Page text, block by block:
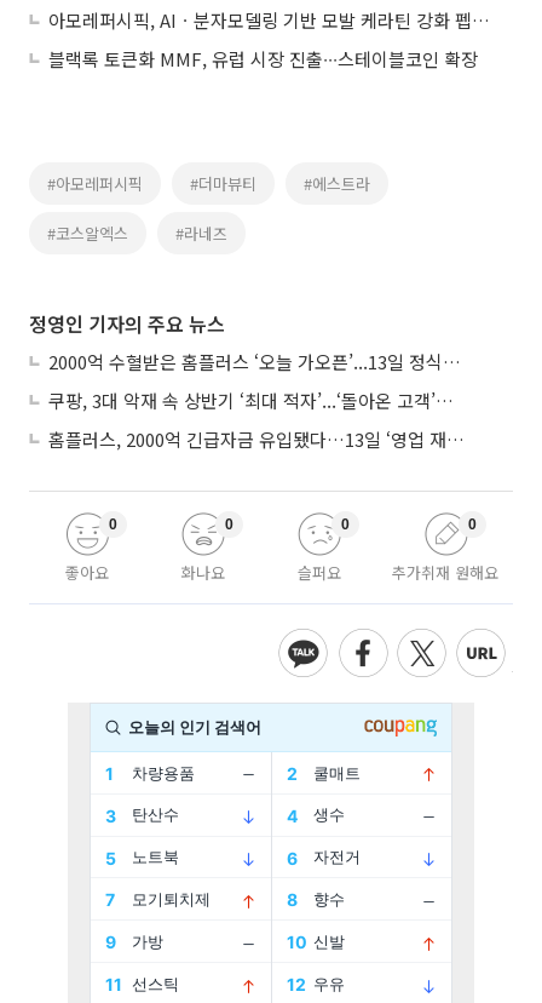
아모레퍼시픽, AIㆍ분자모델링 기반 모발 케라틴 강화 펩타이드 개발
블랙록 토큰화 MMF, 유럽 시장 진출∙∙∙스테이블코인 확장
#아모레퍼시픽 #더마뷰티 #에스트라
#코스알엑스 #라네즈
정영인 기자의 주요 뉴스
2000억 수혈받은 홈플러스 ‘오늘 가오픈’...13일 정식 개장 시험대
쿠팡, 3대 악재 속 상반기 ‘최대 적자’...‘돌아온 고객’에 수익성 반등 주목
홈플러스, 2000억 긴급자금 유입됐다…13일 ‘영업 재개’
좋아요
0
화나요
0
슬퍼요
0
추가취재 원해요
0